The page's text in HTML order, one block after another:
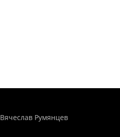
Вячеслав Румянцев